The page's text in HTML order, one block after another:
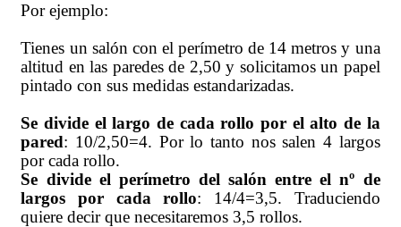
Por ejemplo:
Tienes un salón con el perímetro de 14 metros y una
altitud en las paredes de 2,50 y solicitamos un papel
pintado con sus medidas estandarizadas.
Se divide el largo de cada rollo por el alto de la
pared: 10/2,50=4. Por lo tanto nos salen 4 largos
por cada rollo.
Se divide el perímetro del salón entre el nº de
largos por cada rollo: 14/4=3,5. Traduciendo
quiere decir que necesitaremos 3,5 rollos.